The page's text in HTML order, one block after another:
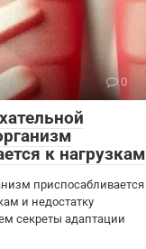
0
к нагрузкам
приспосабливается
и недостатку
секреты адаптации